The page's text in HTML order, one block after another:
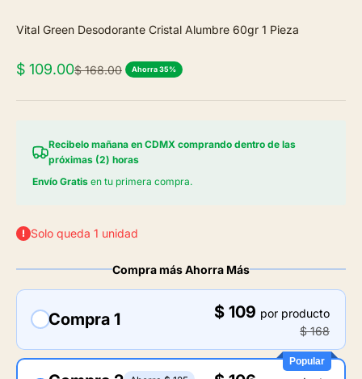
Vital Green Desodorante Cristal Alumbre 60gr 1 Pieza
Precio de oferta
$ 109.00Precio normal
$ 168.00 Ahorra 35%
Recibelo mañana en CDMX comprando dentro de las
próximas (2) horas
Envío Gratis en tu primera compra.
Solo queda 1 unidad
Compra más Ahorra Más
Compra 1 $ 109 por producto
$ 168
Popular